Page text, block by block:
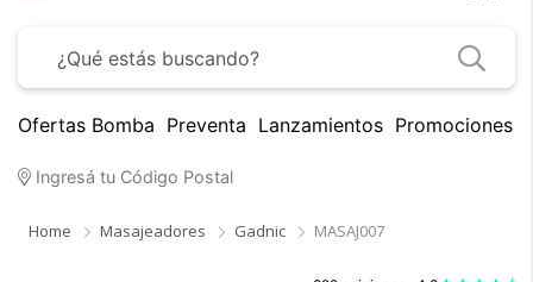
Ofertas Bomba Preventa Lanzamientos Promociones
Ingresá tu Código Postal
Home Masajeadores Gadnic MASAJ007